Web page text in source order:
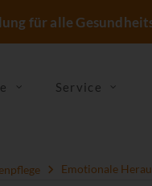
für alle
Service
Emotionale